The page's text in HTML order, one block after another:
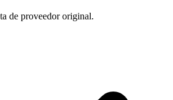
de proveedor original.